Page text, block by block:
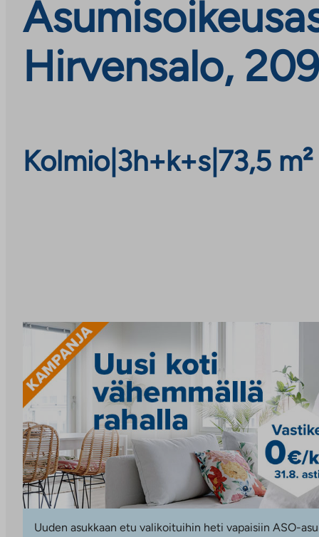
Hirvensalo,
Kolmio| 3h+k+s 73,5 m²
Uuden asukkaan etu valikoituihin heti vapaisiin ASO-